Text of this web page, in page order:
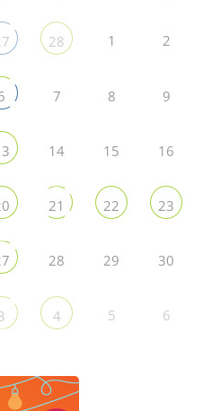
28 1 2
7 8 9
14 15 16
21 22 23
28 29 30
4 5 6